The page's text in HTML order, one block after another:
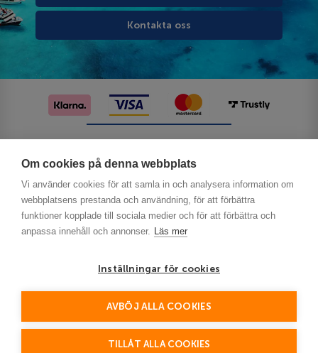
Om cookies på denna webbplats
Vi använder cookies för att samla in och analysera information om
webbplatsens prestanda och användning, för att förbättra
funktioner kopplade till sociala medier och för att förbättra och
anpassa innehåll och annonser. Läs mer
Inställningar för cookies
AVBÖJ ALLA COOKIES
TILLÅT ALLA COOKIES
Kontakta oss
This site is protected by reCAPTCHA and the Google
Policy and Terms of Service apply.